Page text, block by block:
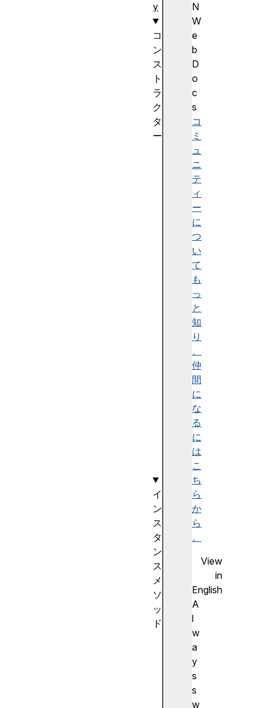
N
W
e
b
D
o
c
s
コ
ミ
ュ
ニ
テ
ィ
ー
に
つ
い
て
も
っ
と
知
り
、
仲
間
に
な
る
に
は
こ
ち
ら
か
ら
。
View
in
English
A
l
w
a
y
s
s
w
y
コ
ン
ス
ト
ラ
ク
タ
ー
イ
ン
ス
タ
ン
ス
メ
ソ
ッ
ド